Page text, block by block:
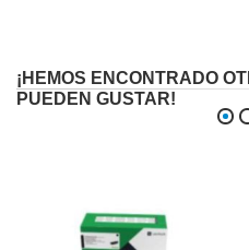
¡HEMOS ENCONTRADO
PUEDEN GUSTAR!